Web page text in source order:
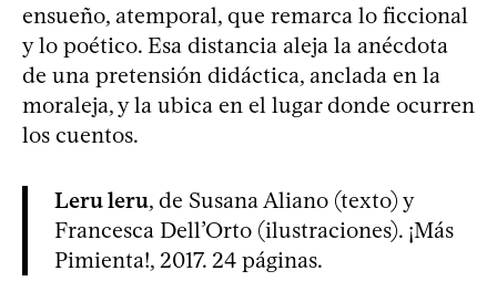
ensueño, atemporal, que remarca lo ficcional
y lo poético. Esa distancia aleja la anécdota
de una pretensión didáctica, anclada en la
moraleja, y la ubica en el lugar donde ocurren
los cuentos.
Leru leru, de Susana Aliano (texto) y
Francesca Dell’Orto (ilustraciones). ¡Más
Pimienta!, 2017. 24 páginas.